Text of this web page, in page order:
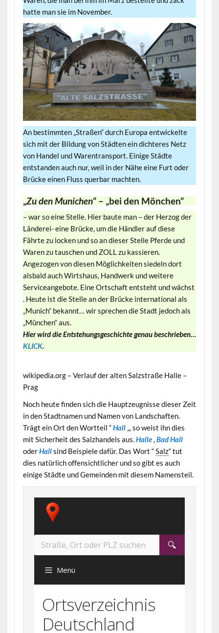
hatte man sie im November.
An bestimmten „Straßen“ durch Europa entwickelte
sich mit der Bildung von Städten ein dichteres Netz
von Handel und Warentransport. Einige Städte
entstanden auch nur, weil in der Nähe eine Furt oder
Brücke einen Fluss querbar machten.
„Zu den Munichen“ – „bei den Mönchen“
– war so eine Stelle. Hier baute man – der Herzog der
Länderei- eine Brücke, um die Händler auf diese
Fährte zu locken und so an dieser Stelle Pferde und
Waren zu tauschen und ZOLL zu kassieren.
Angezogen von diesen Möglichkeiten siedeln dort
alsbald auch Wirtshaus, Handwerk und weitere
Serviceangebote. Eine Ortschaft entsteht und wächst
. Heute ist die Stelle an der Brücke international als
„Munich“ bekannt… wir sprechen die Stadt jedoch als
„München“ aus.
Hier wird die Entstehungsgeschichte genau beschrieben…
KLICK.
wikipedia.org – Verlauf der alten Salzstraße Halle –
Prag
Noch heute finden sich die Hauptzeugnisse dieser Zeit
in den Stadtnamen und Namen von Landschaften.
Trägt ein Ort den Wortteil “Hall „, so weist ihn dies
mit Sicherheit des Salzhandels aus.Halle,Bad Hall
oderHallsind Beispiele dafür. Das Wort “Salz“ tut
dies natürlich offensichtlicher und so gibt es auch
einige Städte und Gemeinden mit diesem Namensteil.